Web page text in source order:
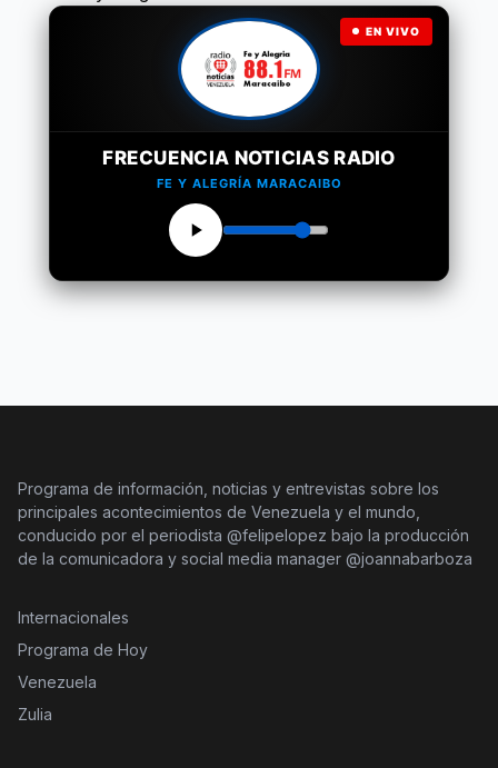
EN VIVO
FRECUENCIA NOTICIAS RADIO
FE Y ALEGRÍA MARACAIBO
Programa de información, noticias y entrevistas sobre los
principales acontecimientos de Venezuela y el mundo,
conducido por el periodista @felipelopez bajo la producción
de la comunicadora y social media manager @joannabarboza
Internacionales
Programa de Hoy
Venezuela
Zulia